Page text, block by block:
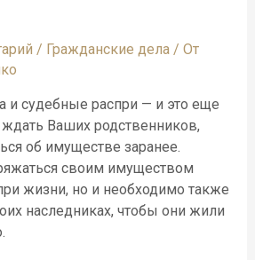
/ Гражданские дела/ От
и судебные распри — и это еще
Ваших родственников,
об имуществе заранее.
своим имуществом
жизни, но и необходимо также
наследниках, чтобы они жили